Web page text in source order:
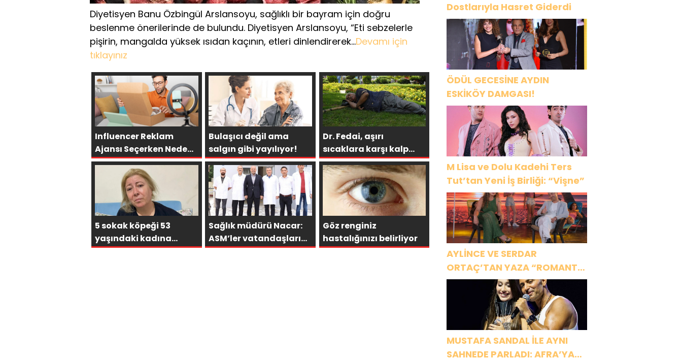
Diyetisyen Banu Özbingül Arslansoyu, sağlıklı bir bayram için doğru
beslenme önerilerinde de bulundu. Diyetisyen Arslansoyu, “Eti sebzelerle
pişirin, mangalda yüksek ısıdan kaçının, etleri dinlendirerek…Devamı için
tıklayınız
Influencer Reklam
Ajansı Seçerken Neden
Doğru Ajans Hayati
Öneme Sahiptir?
Bulaşıcı değil ama
salgın gibi yayılıyor!
Dr. Fedai, aşırı
sıcaklara karşı kalp
hastalarını uyardı
5 sokak köpeği 53
yaşındaki kadına
dehşeti yaşattı: Bir
Sağlık müdürü Nacar:
ASM’ler vatandaşlarımız
için önemli
Göz renginiz
hastalığınızı belirliyor
Dostlarıyla Hasret Giderdi
ÖDÜL GECESİNE AYDIN
ESKİKÖY DAMGASI!
M Lisa ve Dolu Kadehi Ters
Tut’tan Yeni İş Birliği: “Vişne”
AYLİNCE VE SERDAR
ORTAÇ’TAN YAZA “ROMANTİK
AŞK” BOMBASI!
MUSTAFA SANDAL İLE AYNI
SAHNEDE PARLADI: AFRA’YA